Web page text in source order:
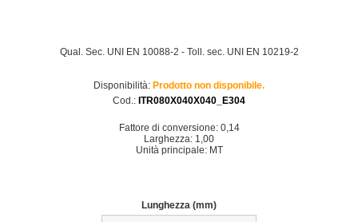
Qual. Sec. UNI EN 10088-2 - Toll. sec. UNI EN 10219-2
Disponibilità: Prodotto non disponibile.
Cod.: ITR080X040X040_E304
Fattore di conversione: 0,14
Larghezza: 1,00
Unità principale: MT
Lunghezza (mm)